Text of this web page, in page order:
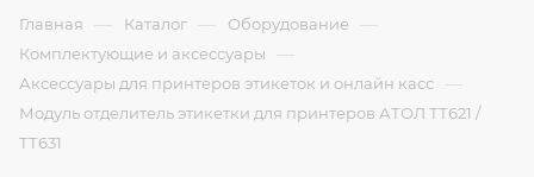
Главная — Каталог — Оборудование —
Комплектующие и аксессуары —
Аксессуары для принтеров этикеток и онлайн касс —
Модуль отделитель этикетки для принтеров АТОЛ ТТ621 /
ТТ631